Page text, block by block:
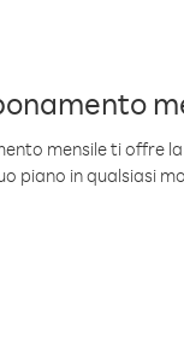
mensile ti offre
piano in qualsiasi